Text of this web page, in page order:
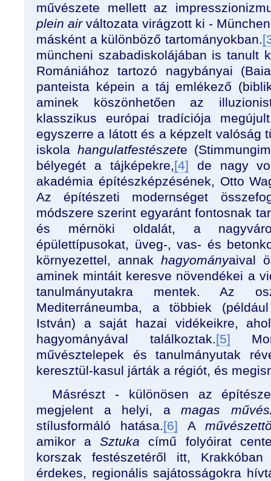
művészete mellett az
plein airváltozata virágzott ki -
másként a különböző tartományokban.
müncheni szabadiskolájában is tanult
Romániához tartozó nagybányai
panteista képein a táj emlékező
aminek köszönhetően az
klasszikus európai tradíciója
egyszerre a látott és a képzelt valóság
iskola hangulatfestészete
bélyegét a tájképekre,[4] de nagy
akadémia építészképzésének, Otto
Az építészeti modernséget
módszere szerint egyaránt fontosnak
és mérnöki oldalát, a
épülettípusokat, üveg-, vas- és
környezettel, annak hagyományaival
aminek mintáit keresve növendékei a
tanulmányutakra mentek. Az
Mediterráneumba, a többiek
István) a saját hazai vidékeikre,
hagyományával találkoztak.[5]
művésztelepek és tanulmányutak
keresztül-kasul járták a régiót, és
Másrészt - különösen az
megjelent a helyi, amagas
stílusformáló hatása.[6] A
amikor aSztuka című folyóirat
korszak festészetéről itt, Krakkóban
érdekes, regionális sajátosságokra